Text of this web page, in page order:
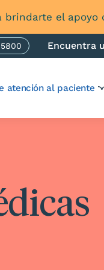
brindarte el
Encuentra
atención al paciente